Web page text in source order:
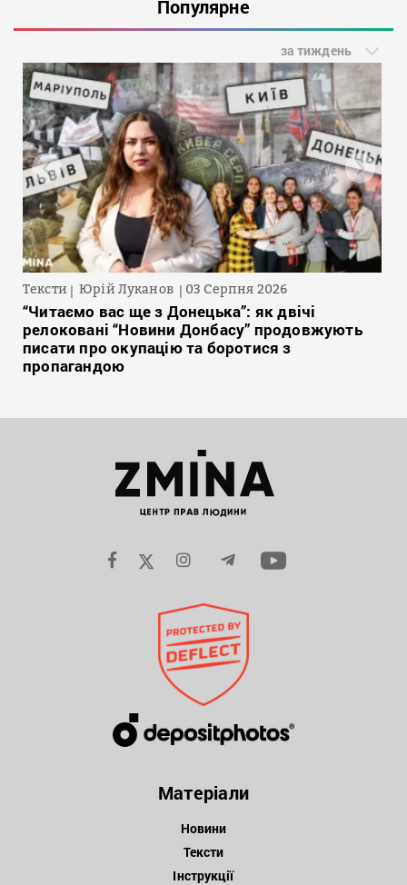
Популярне
за тиждень
Тексти Юрій Луканов 03 Серпня 2026
“Читаємо вас ще з Донецька”: як двічі
релоковані “Новини Донбасу” продовжують
писати про окупацію та боротися з
пропагандою
Матеріали
Новини
Тексти
Інструкції